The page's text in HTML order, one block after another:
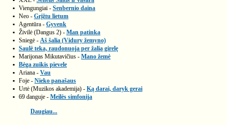
▪ Viengungiai - Senbernio daina
▪ Neo - Grįžtu lietum
▪ Agentūra - Gyvenk
▪ Živilė (Dangus 2) - Man patinka
▪ Sniegė - Aš šalia (Vidury žemyno)
▪ Saulė teka, raudonuoja per žalią girelę
▪ Marijonas Mikutavičius - Mano žemė
▪ Bėga zuikis pievele
▪ Ariana - Vau
▪ Foje - Nieko panašaus
▪ Urtė (Muzikos akademija) - Ką darai, daryk gerai
▪ 69 danguje - Meilės simfonija
Daugiau...